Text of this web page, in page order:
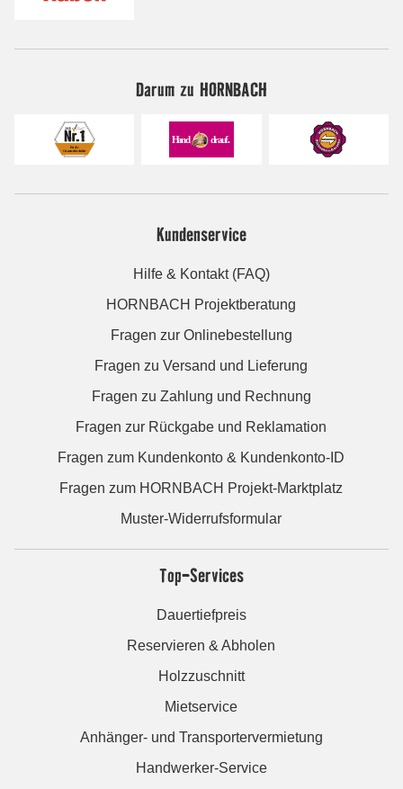
Darum zu HORNBACH
Kundenservice
Hilfe & Kontakt (FAQ)
HORNBACH Projektberatung
Fragen zur Onlinebestellung
Fragen zu Versand und Lieferung
Fragen zu Zahlung und Rechnung
Fragen zur Rückgabe und Reklamation
Fragen zum Kundenkonto & Kundenkonto-ID
Fragen zum HORNBACH Projekt-Marktplatz
Muster-Widerrufsformular
Top-Services
Dauertiefpreis
Reservieren & Abholen
Holzzuschnitt
Mietservice
Anhänger- und Transportervermietung
Handwerker-Service